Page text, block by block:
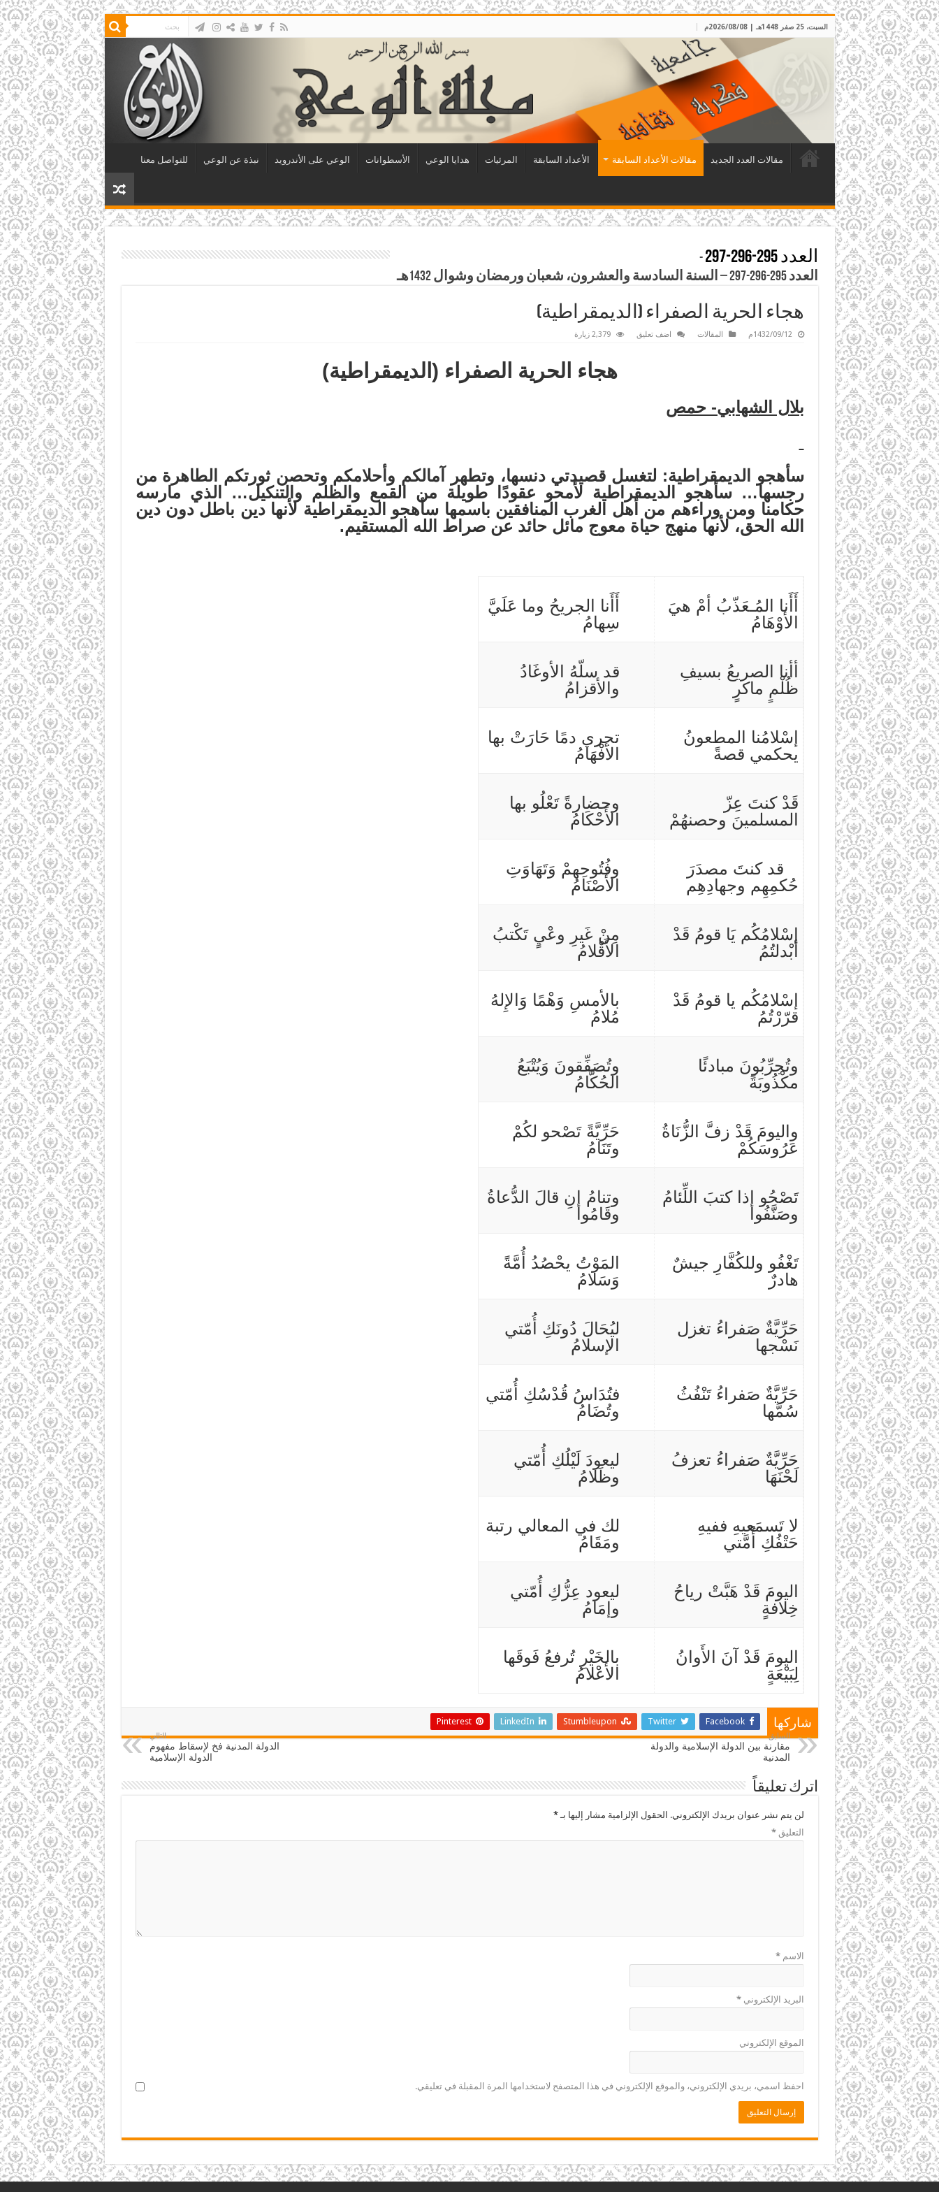
السبت، 25 صفر 1448هـ | 2026/08/08م
مقالات العدد الجديد مقالات الأعداد السابقة الأعداد السابقة المرئيات هدايا الوعي الأسطوانات الوعي على الأندرويد نبذة عن الوعي للتواصل معنا
العدد 295-296-297
-
العدد 295-296-297 – السنة السادسة والعشرون، شعبان ورمضان وشوال 1432هـ
هجاء الحرية الصفراء (الديمقراطية)
1432/09/12م المقالات اضف تعليق 2,379 زيارة
هجاء الحرية الصفراء (الديمقراطية)
بلال الشهابي- حمص
سأهجو الديمقراطية: لتغسل قصيدتي دنسها، وتطهر آمالكم وأحلامكم وتحصن ثورتكم الطاهرة من
رجسها… سأهجو الديمقراطية لأمحو عقودًا طويلة من القمع والظلم والتنكيل… الذي مارسه
حكامنا ومن وراءهم من أهل الغرب المنافقين باسمها سأهجو الديمقراطية لأنها دين باطل دون دين
الله الحق، لأنها منهج حياة معوج مائل حائد عن صراط الله المستقيم.
أَأَنا المُـعَذّبُ أمْ هيَ
الأوْهَامُ
أَأَنا الجريحُ وما عَلَيَّ
سِهامُ
أأنا الصريعُ بسيفِ
ظُلْمٍ ماكرٍ
قد سلّهُ الأوغَادُ
والأقزامُ
إسْلامُنا المطعونُ
يحكمي قصةً
تجري دمًا حَارَتْ بها
الأَفْهَامُ
قَدْ كنتَ عِزّ
المسلمينَ وحصنهُمْ
وحضارةً تَعْلُو بها
الأَحْكَامُ
قد كنتَ مصدَرَ
حُكمِهِم وجهادِهِم
وفُتُوحِهمْ وَتَهَاوَتِ
الأَصْنَامُ
إسْلامُكُم يَا قومُ قَدْ
أبْدلتُمُ
مِنْ غَيرِ وعْيٍ تَكْتبُ
الأَقْلامُ
إسْلامُكُم يا قومُ قَدْ
قرّرْتُمُ
بالأمسِ وَهْمًا وَالإِلهُ
مُلامُ
وتُجرِّبُونَ مبادئًا
مكْذُوبَةً
وتُصَفِّقونَ وَيُتْبَعُ
الحُكَّامُ
واليومَ قَدْ زفَّ الزُّنَاةُ
عَرُوسَكُمْ
حَرِّيَّةً تَصْحو لكُمْ
وتَنَامُ
تَصْحُو إذا كتبَ اللِّئامُ
وصَنَّفُوا
وتنامُ إنِ قالَ الدُّعاةُ
وقَامُوا
تَغْفُو وللكُفَّارِ جيشٌ
هادرٌ
المَوْتُ يحْصُدُ أُمَّةً
وَسَلامُ
حَرِّيَّةٌ صَفراءُ تغزل
نَسْجها
ليُحَالَ دُونَكِ أُمّتي
الإسلامُ
حَرِّيَّةٌ صَفراءُ تَنْفُثُ
سُمَّها
فتُدَاسُ قُدْسُكِ أُمّتي
وتُضَامُ
حَرِّيَّةٌ صَفراءُ تعزفُ
لَحْنَهَا
ليعودَ لَيْلُكِ أُمّتي
وظَلامُ
لا تَسمَعيهِ ففيهِ
حَتْفُكِ أُمَّتي
لك في المعالي رتبة
ومَقَامُ
اليومَ قَدْ هَبَّتْ رياحُ
خِلافةٍ
ليعود عِزُّكِ أُمّتي
وإمَامُ
اليومَ قَدْ آنَ الأَوانُ
لِبَيْعَةٍ
بالخَيْرِ تُرفعُ فَوقَها
الأَعْلامُ
شاركها Facebook
Twitter
Stumbleupon
LinkedIn
Pinterest
السابق
مقارنة بين الدولة الإسلامية والدولة
المدنية
التالي
الدولة المدنية فخ لإسقاط مفهوم
الدولة الإسلامية
اترك تعليقاً
لن يتم نشر عنوان بريدك الإلكتروني. الحقول الإلزامية مشار إليها بـ*
التعليق*
الاسم*
البريد الإلكتروني*
الموقع الإلكتروني
احفظ اسمي، بريدي الإلكتروني، والموقع الإلكتروني في هذا المتصفح لاستخدامها المرة المقبلة في تعليقي.